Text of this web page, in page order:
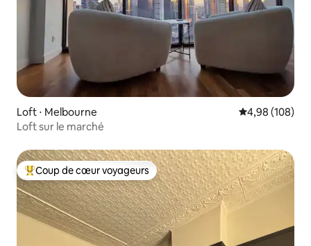
Loft ⋅ Melbourne Évaluation
4,98 (108)
Loft sur le marché
Coups de cœur voyageurs les plus appréciés
Coup de cœur voyageurs